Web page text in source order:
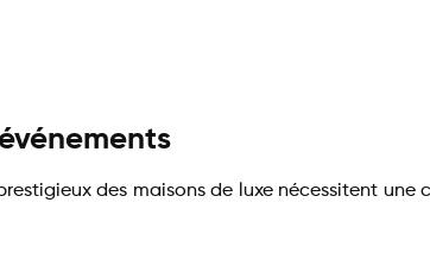
des maisons de luxe nécessitent